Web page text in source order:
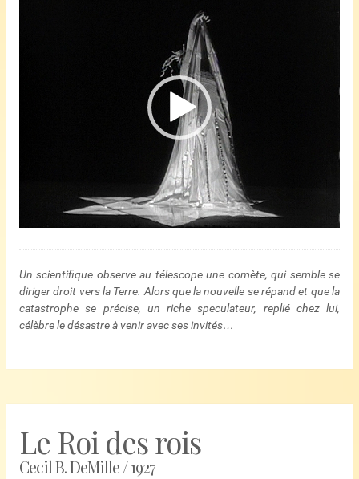
Un scientifique observe au télescope une comète, qui semble se
diriger droit vers la Terre. Alors que la nouvelle se répand et que la
catastrophe se précise, un riche speculateur, replié chez lui,
célèbre le désastre à venir avec ses invités…
Le Roi des rois
Cecil B. DeMille / 1927